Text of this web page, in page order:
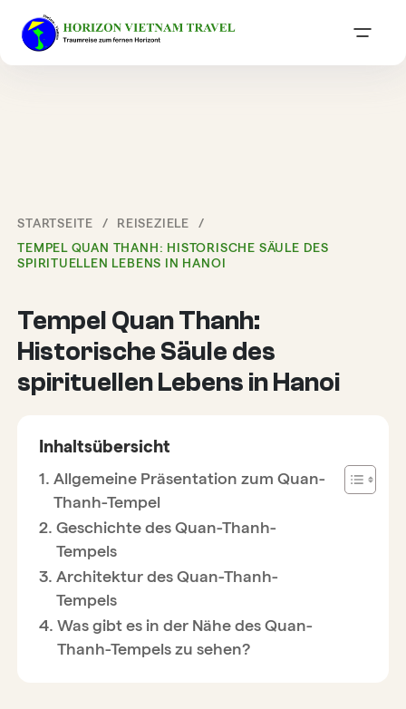
STARTSEITE
REISEZIELE
TEMPEL QUAN THANH: HISTORISCHE SÄULE DES
SPIRITUELLEN LEBENS IN HANOI
Tempel Quan Thanh:
Historische Säule des
spirituellen Lebens in Hanoi
Inhaltsübersicht
Allgemeine Präsentation zum Quan-
Thanh-Tempel
Geschichte des Quan-Thanh-
Tempels
Architektur des Quan-Thanh-
Tempels
Was gibt es in der Nähe des Quan-
Thanh-Tempels zu sehen?